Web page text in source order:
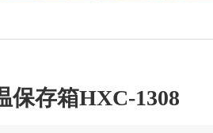
保存箱HXC-1308